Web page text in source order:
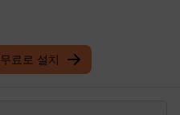
무료로 설치